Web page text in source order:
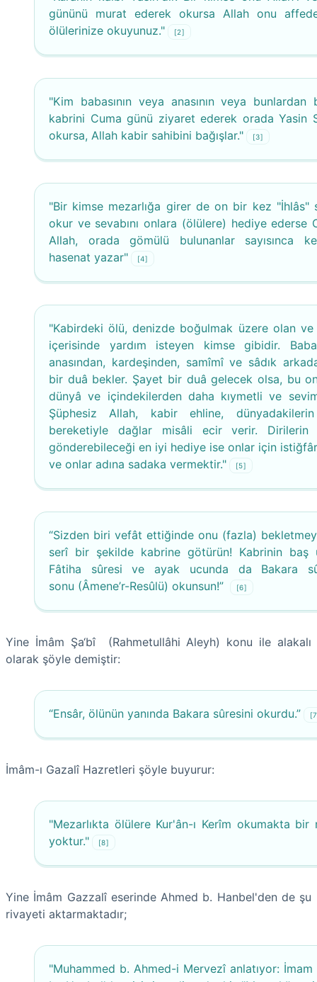
gününü murat ederek okursa Allah onu
ölülerinize okuyunuz."
[2]
"Kim babasının veya anasının veya bunlardan
kabrini Cuma günü ziyaret ederek orada Yasin
okursa, Allah kabir sahibini bağışlar."
[3]
"Bir kimse mezarlığa girer de on bir kez "İhlâs"
okur ve sevabını onlara (ölülere) hediye ederse
Allah, orada gömülü bulunanlar sayısınca
hasenat yazar"
[4]
"Kabirdeki ölü, denizde boğulmak üzere olan ve
içerisinde yardım isteyen kimse gibidir.
anasından, kardeşinden, samîmî ve sâdık
bir duâ bekler. Şayet bir duâ gelecek olsa, bu
dünyâ ve içindekilerden daha kıymetli ve
Şüphesiz Allah, kabir ehline, dünyadakilerin
bereketiyle dağlar misâli ecir verir. Dirilerin
gönderebileceği en iyi hediye ise onlar için
ve onlar adına sadaka vermektir."
[5]
“Sizden biri vefât ettiğinde onu (fazla)
serî bir şekilde kabrine götürün! Kabrinin baş
Fâtiha sûresi ve ayak ucunda da Bakara
sonu (Âmene’r-Resûlü) okunsun!”
[6]
Yine İmâm Şa‘bî (Rahmetullâhi Aleyh) konu ile alakalı
olarak şöyle demiştir:
“Ensâr, ölünün yanında Bakara sûresini okurdu.”
İmâm-ı Gazalî Hazretleri şöyle buyurur:
"Mezarlıkta ölülere Kur'ân-ı Kerîm okumakta bir
yoktur."
[8]
Yine İmâm Gazzalî eserinde Ahmed b. Hanbel'den de şu
rivayeti aktarmaktadır;
"Muhammed b. Ahmed-i Mervezî anlatıyor: İmam